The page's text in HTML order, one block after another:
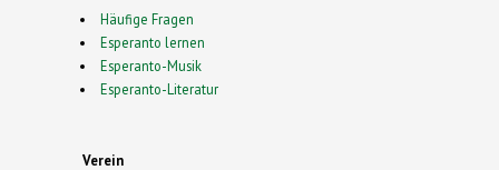
Häufige Fragen
Esperanto lernen
Esperanto-Musik
Esperanto-Literatur
Verein